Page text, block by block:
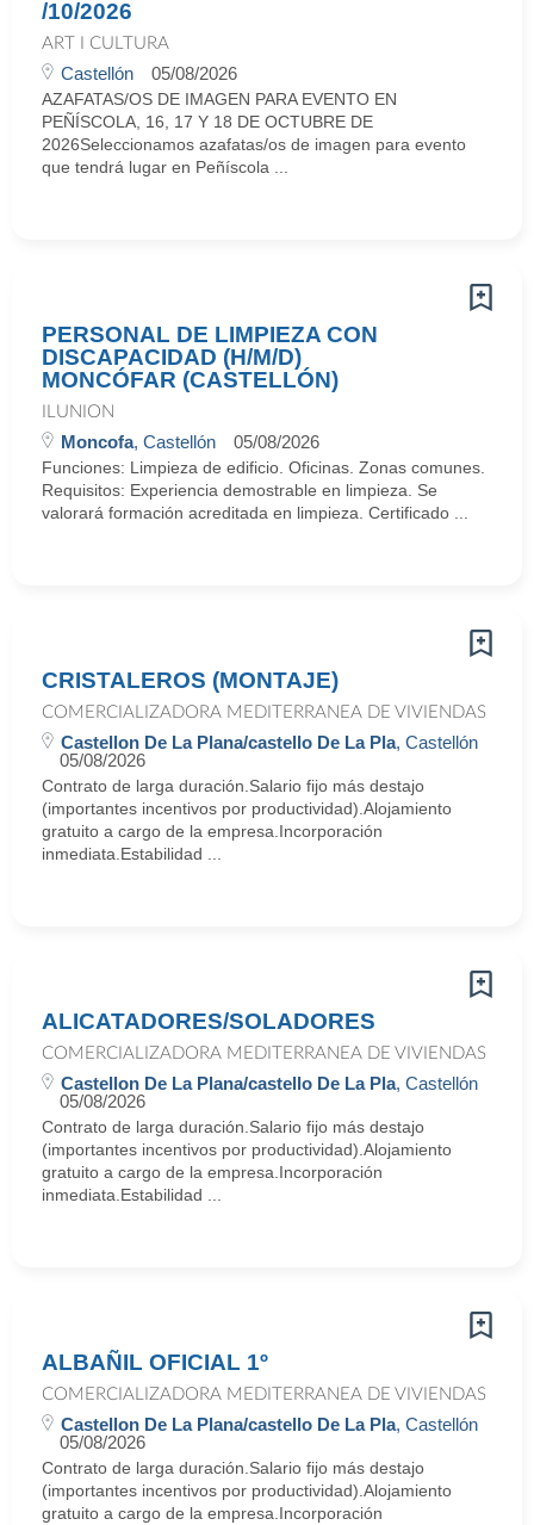
/10/2026
ART I CULTURA
Castellón 05/08/2026
AZAFATAS/OS DE IMAGEN PARA EVENTO EN
PEÑÍSCOLA, 16, 17 Y 18 DE OCTUBRE DE
2026Seleccionamos azafatas/os de imagen para evento
que tendrá lugar en Peñíscola ...
PERSONAL DE LIMPIEZA CON
DISCAPACIDAD (H/M/D)
MONCÓFAR (CASTELLÓN)
ILUNION
Moncofa, Castellón 05/08/2026
Funciones: Limpieza de edificio. Oficinas. Zonas comunes.
Requisitos: Experiencia demostrable en limpieza. Se
valorará formación acreditada en limpieza. Certificado ...
CRISTALEROS (MONTAJE)
COMERCIALIZADORA MEDITERRANEA DE VIVIENDAS
Castellon De La Plana/castello De La Pla, Castellón
05/08/2026
Contrato de larga duración.Salario fijo más destajo
(importantes incentivos por productividad).Alojamiento
gratuito a cargo de la empresa.Incorporación
inmediata.Estabilidad ...
ALICATADORES/SOLADORES
COMERCIALIZADORA MEDITERRANEA DE VIVIENDAS
Castellon De La Plana/castello De La Pla, Castellón
05/08/2026
Contrato de larga duración.Salario fijo más destajo
(importantes incentivos por productividad).Alojamiento
gratuito a cargo de la empresa.Incorporación
inmediata.Estabilidad ...
ALBAÑIL OFICIAL 1º
COMERCIALIZADORA MEDITERRANEA DE VIVIENDAS
Castellon De La Plana/castello De La Pla, Castellón
05/08/2026
Contrato de larga duración.Salario fijo más destajo
(importantes incentivos por productividad).Alojamiento
gratuito a cargo de la empresa.Incorporación